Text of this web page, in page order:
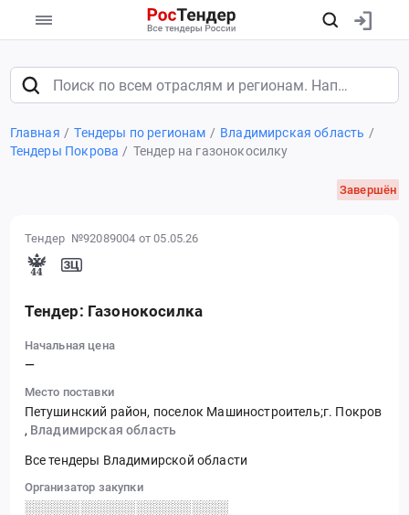
Главная Тендеры по регионам
Владимирская область
Тендеры Покрова
Тендер на газонокосилку
Завершён
Тендер №92089004 от 05.05.26
Тендер: Газонокосилка
Начальная цена
—
Место поставки
Петушинский район, поселок Машиностроитель;г. Покров
, Владимирская область
Все тендеры Владимирской области
Организатор закупки
░░░░░░░░░░░░░░░░░░░░░░